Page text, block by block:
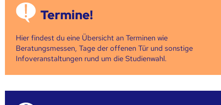
Termine!
Hier findest du eine Übersicht an Terminen wie
Beratungsmessen, Tage der offenen Tür und sonstige
Infoveranstaltungen rund um die Studienwahl.